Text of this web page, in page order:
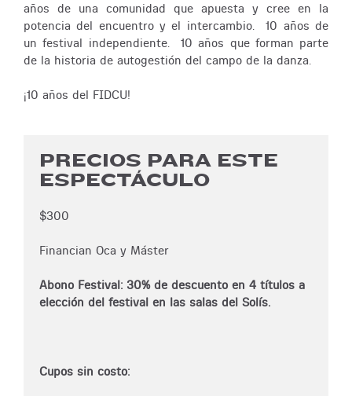
años de una comunidad que apuesta y cree en la
potencia del encuentro y el intercambio. 10 años de
un festival independiente. 10 años que forman parte
de la historia de autogestión del campo de la danza.
¡10 años del FIDCU!
PRECIOS PARA ESTE
ESPECTÁCULO
$300
Financian Oca y Máster
Abono Festival: 30% de descuento en 4 títulos a
elección del festival en las salas del Solís.
Cupos sin costo: